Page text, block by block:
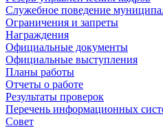
Служебное поведение
Ограничения и запреты
Награждения
Официальные документы
Официальные выступления
Планы работы
Отчеты о работе
Результаты проверок
Перечень информационных
Совет